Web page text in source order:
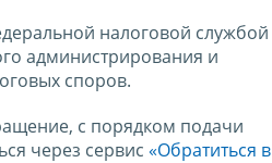
налоговой службой
администрирования и
споров.
с порядком подачи
через сервис «Обратиться в